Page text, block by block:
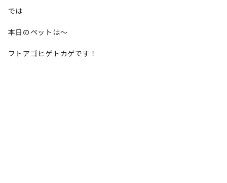
では
本日のペットは〜
フトアゴヒゲトカゲです！